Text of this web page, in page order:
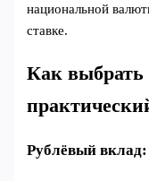
национальной
ставке.
Как выбрать
Рублёвый